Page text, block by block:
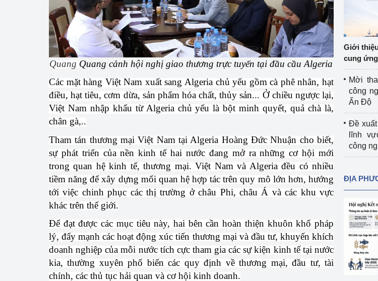
Cơ sở sản xuất, sửa chữa chai chứa
LPG
Tổ chức huấn luyện, bồi dưỡng
nghiệp vụ kiểm định kỹ thuật an toàn
lao động
hiệu quả
Khoa học, công nghệ và đổi mới sáng
tạo
Thông báo
Bảo vệ môi trường Video bảo vệ môi trường
Album ảnh bảo vệ môi trường
Đọc báo giúp bạn
Bảo vệ nền tảng tư tưởng của Đảng
Xúc tiến thương mại Khu vực miền Bắc
Khu vực miền Trung
Khu vực miền Nam
Thị trường nước ngoài Hiệp định EVFTA
Thị trường châu Á – châu Phi
Thị trường trong nước
Đại hội XIV của Đảng vào cuộc sống
Phát triển công nghiệpCông nghiệp nền tảng
Chính sách
Phát triển năng lượng
Quang Quang cảnh hội nghị giao thương trực tuyến tại đầu cầu Algeria
Các mặt hàng Việt Nam xuất sang Algeria chủ yếu gồm cà phê nhân, hạt
điều, hạt tiêu, cơm dừa, sản phẩm hóa chất, thủy sản... Ở chiều ngược lại,
Việt Nam nhập khẩu từ Algeria chủ yếu là bột minh quyết, quả chà là,
chân gà,..
Tham tán thương mại Việt Nam tại Algeria Hoàng Đức Nhuận cho biết,
sự phát triển của nền kinh tế hai nước đang mở ra những cơ hội mới
trong quan hệ kinh tế, thương mại. Việt Nam và Algeria đều có nhiều
tiềm năng để xây dựng mối quan hệ hợp tác trên quy mô lớn hơn, hướng
tới việc chinh phục các thị trường ở châu Phi, châu Á và các khu vực
khác trên thế giới.
Để đạt được các mục tiêu này, hai bên cần hoàn thiện khuôn khổ pháp
lý, đẩy mạnh các hoạt động xúc tiến thương mại và đầu tư, khuyến khích
doanh nghiệp của mỗi nước tích cực tham gia các sự kiện kinh tế tại nước
kia, thường xuyên phổ biến các quy định về thương mại, đầu tư, tài
chính, các thủ tục hải quan và cơ hội kinh doanh.
Giới
cung
Mời
công
Ấn Độ
Đề xuất
lĩnh
công
ĐỊA